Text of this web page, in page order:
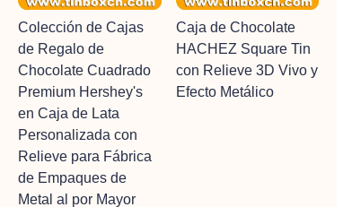
Colección de Cajas
de Regalo de
Chocolate Cuadrado
Premium Hershey's
en Caja de Lata
Personalizada con
Relieve para Fábrica
de Empaques de
Metal al por Mayor
Caja de Chocolate
HACHEZ Square Tin
con Relieve 3D Vivo y
Efecto Metálico